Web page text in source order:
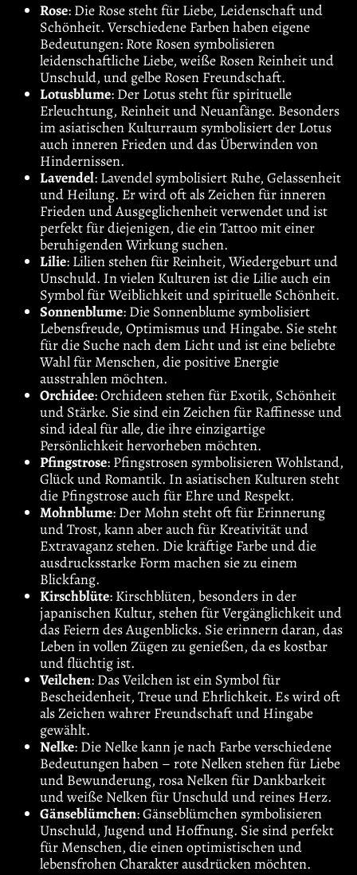
Rose: Die Rose steht für Liebe, Leidenschaft und
Schönheit. Verschiedene Farben haben eigene
Bedeutungen: Rote Rosen symbolisieren
leidenschaftliche Liebe, weiße Rosen Reinheit und
Unschuld, und gelbe Rosen Freundschaft.
Lotusblume: Der Lotus steht für spirituelle
Erleuchtung, Reinheit und Neuanfänge. Besonders
im asiatischen Kulturraum symbolisiert der Lotus
auch inneren Frieden und das Überwinden von
Hindernissen.
Lavendel: Lavendel symbolisiert Ruhe, Gelassenheit
und Heilung. Er wird oft als Zeichen für inneren
Frieden und Ausgeglichenheit verwendet und ist
perfekt für diejenigen, die ein Tattoo mit einer
beruhigenden Wirkung suchen.
Lilie: Lilien stehen für Reinheit, Wiedergeburt und
Unschuld. In vielen Kulturen ist die Lilie auch ein
Symbol für Weiblichkeit und spirituelle Schönheit.
Sonnenblume: Die Sonnenblume symbolisiert
Lebensfreude, Optimismus und Hingabe. Sie steht
für die Suche nach dem Licht und ist eine beliebte
Wahl für Menschen, die positive Energie
ausstrahlen möchten.
Orchidee: Orchideen stehen für Exotik, Schönheit
und Stärke. Sie sind ein Zeichen für Raffinesse und
sind ideal für alle, die ihre einzigartige
Persönlichkeit hervorheben möchten.
Pfingstrose: Pfingstrosen symbolisieren Wohlstand,
Glück und Romantik. In asiatischen Kulturen steht
die Pfingstrose auch für Ehre und Respekt.
Mohnblume: Der Mohn steht oft für Erinnerung
und Trost, kann aber auch für Kreativität und
Extravaganz stehen. Die kräftige Farbe und die
ausdrucksstarke Form machen sie zu einem
Blickfang.
Kirschblüte: Kirschblüten, besonders in der
japanischen Kultur, stehen für Vergänglichkeit und
das Feiern des Augenblicks. Sie erinnern daran, das
Leben in vollen Zügen zu genießen, da es kostbar
und flüchtig ist.
Veilchen: Das Veilchen ist ein Symbol für
Bescheidenheit, Treue und Ehrlichkeit. Es wird oft
als Zeichen wahrer Freundschaft und Hingabe
gewählt.
Nelke: Die Nelke kann je nach Farbe verschiedene
Bedeutungen haben – rote Nelken stehen für Liebe
und Bewunderung, rosa Nelken für Dankbarkeit
und weiße Nelken für Unschuld und reines Herz.
Gänseblümchen: Gänseblümchen symbolisieren
Unschuld, Jugend und Hoffnung. Sie sind perfekt
für Menschen, die einen optimistischen und
lebensfrohen Charakter ausdrücken möchten.